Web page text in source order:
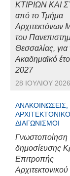
ΚΤΙΡΙΩΝ ΚΑΙ
από το Τμήμα
Αρχιτεκτόνων
του
Θεσσαλίας, για
Ακαδημαϊκό
2027
28 ΙΟΥΛΊΟΥ 2026
ΑΝΑΚΟΙΝΏΣΕΙΣ,
ΑΡΧΙΤΕΚΤΟΝΙΚΟΊ
ΔΙΑΓΩΝΙΣΜΟΊ
Γνωστοποίηση
δημοσίευσης
Επιτροπής
Αρχιτεκτονικού